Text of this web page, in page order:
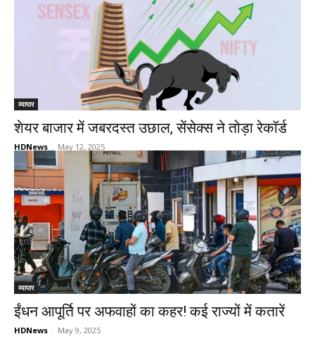
व्यापार
शेयर बाजार में जबरदस्त उछाल, सेंसेक्स ने तोड़ा रेकॉर्ड
HDNews - May 12, 2025
व्यापार
ईंधन आपूर्ति पर अफवाहों का कहर! कई राज्यों में कतारें
HDNews - May 9, 2025